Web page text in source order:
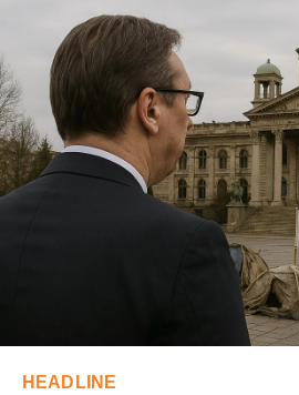
HEADLINE